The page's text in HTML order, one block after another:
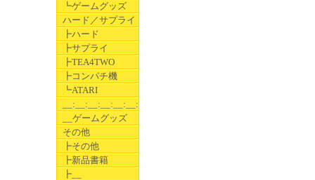
┗ゲームグッズ
ハード／サプライ
┣ハード
┣サプライ
┣TEA4TWO
┣コンパチ機
┗ATARI
__:__:__:__:__:__:__
__ゲームグッズ
その他
┣その他
┣新品書籍
┣__